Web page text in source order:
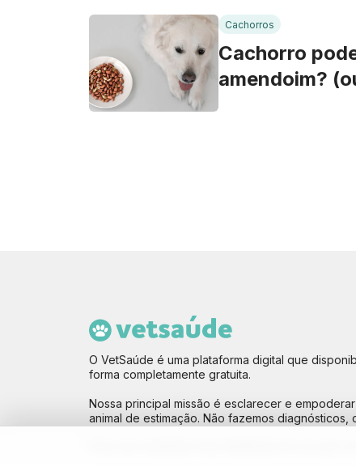
Cachorros
Cachorro
amendoim?
O VetSaúde é uma plataforma digital que
forma completamente gratuita.
Nossa principal missão é esclarecer e
animal de estimação. Não fazemos diagnósticos,